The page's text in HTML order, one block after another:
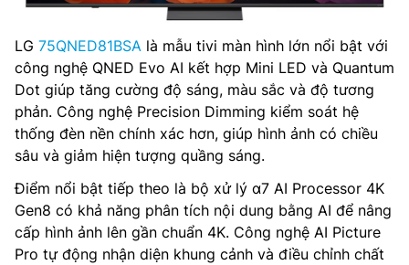
LG 75QNED81BSA là mẫu tivi màn hình lớn nổi bật với
công nghệ QNED Evo AI kết hợp Mini LED và Quantum
Dot giúp tăng cường độ sáng, màu sắc và độ tương
phản. Công nghệ Precision Dimming kiểm soát hệ
thống đèn nền chính xác hơn, giúp hình ảnh có chiều
sâu và giảm hiện tượng quầng sáng.
Điểm nổi bật tiếp theo là bộ xử lý α7 AI Processor 4K
Gen8 có khả năng phân tích nội dung bằng AI để nâng
cấp hình ảnh lên gần chuẩn 4K. Công nghệ AI Picture
Pro tự động nhận diện khung cảnh và điều chỉnh chất